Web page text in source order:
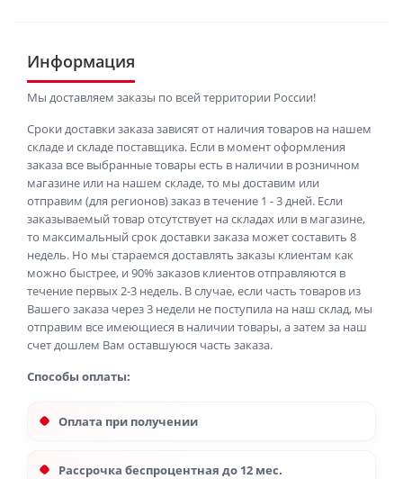
Информация
Мы доставляем заказы по всей территории России!
Сроки доставки заказа зависят от наличия товаров на нашем
складе и складе поставщика. Если в момент оформления
заказа все выбранные товары есть в наличии в розничном
магазине или на нашем складе, то мы доставим или
отправим (для регионов) заказ в течение 1 - 3 дней. Если
заказываемый товар отсутствует на складах или в магазине,
то максимальный срок доставки заказа может составить 8
недель. Но мы стараемся доставлять заказы клиентам как
можно быстрее, и 90% заказов клиентов отправляются в
течение первых 2-3 недель. В случае, если часть товаров из
Вашего заказа через 3 недели не поступила на наш склад, мы
отправим все имеющиеся в наличии товары, а затем за наш
счет дошлем Вам оставшуюся часть заказа.
Способы оплаты:
Оплата при получении
Рассрочка беспроцентная до 12 мес.